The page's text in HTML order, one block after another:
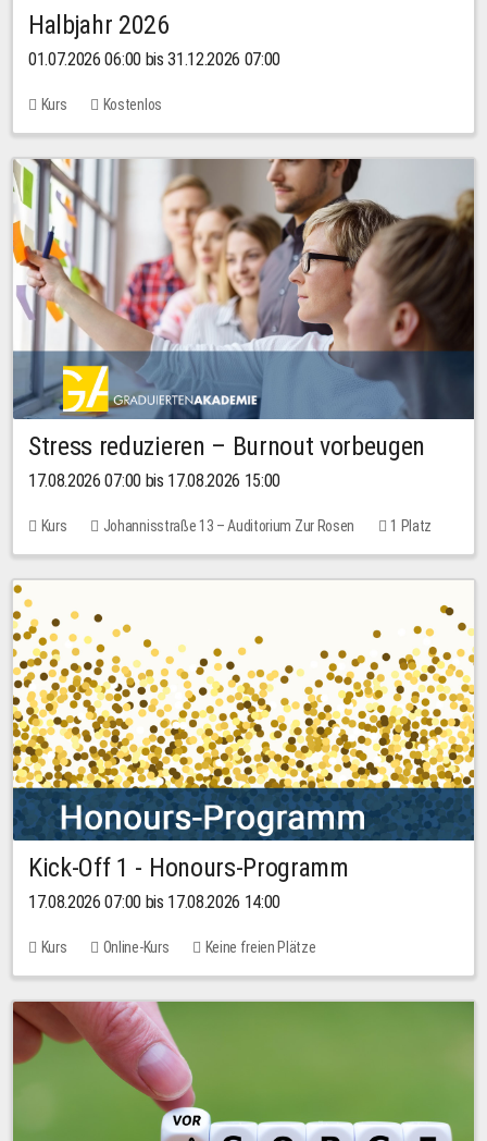
Halbjahr 2026
01.07.2026 06:00 bis 31.12.2026 07:00
Kurs Kostenlos
Stress reduzieren – Burnout vorbeugen
17.08.2026 07:00 bis 17.08.2026 15:00
Kurs Johannisstraße 13 – Auditorium Zur Rosen
1 Platz
10,00 EUR
Kick-Off 1 - Honours-Programm
17.08.2026 07:00 bis 17.08.2026 14:00
Kurs Online-Kurs Keine freien Plätze